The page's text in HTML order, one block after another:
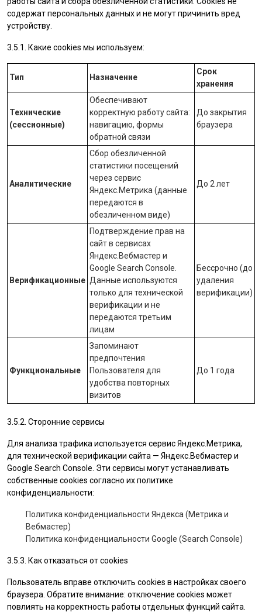
содержат персональных данных и не могут причинить вред
устройству.
3.5.1. Какие cookies мы используем:
Тип Назначение
Срок
хранения
Технические
(сессионные)
Обеспечивают
корректную работу сайта:
навигацию, формы
обратной связи
До закрытия
браузера
Аналитические
Сбор обезличенной
статистики посещений
через сервис
Яндекс.Метрика (данные
передаются в
обезличенном виде)
До 2 лет
Верификационные
Подтверждение прав на
сайт в сервисах
Яндекс.Вебмастер и
Google Search Console
Данные используются
только для технической
верификации и не
передаются третьим
лицам
Бессрочно (до
удаления
верификации)
Функциональные
Запоминают
предпочтения
Пользователя для
удобства повторных
визитов
До 1 года
3.5.2. Сторонние сервисы
Для анализа трафика используется сервис Яндекс.Метрика,
для технической верификации сайта — Яндекс.Вебмастер и
Google Search Console. Эти сервисы могут устанавливать
собственные cookies согласно их политике
конфиденциальности:
Политика конфиденциальности Яндекса (Метрика и
Вебмастер)
Политика конфиденциальности Google (Search Console)
3.5.3. Как отказаться от cookies
Пользователь вправе отключить cookies в настройках своего
браузера. Обратите внимание: отключение cookies может
повлиять на корректность работы отдельных функций сайта.